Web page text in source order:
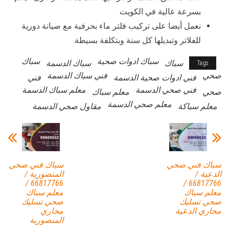
بسرعة عالية في الكويت
نعمل أيضا على تركيب فلتر ماء بحرفية مع صيانة دورية
للفلاتر وتبديلها كل سنة وبتكلفة بسيطة.
Tags سباك سباك ادوات صحية سباك الدسمة
سباك
صحي
فني ادوات صحية الدسمة فني سباك الدسمة
فني
صحي
فني صحي الدسمة معلم سباك
معلم سباك الدسمة
معلم سباكة
معلم صحي الدسمة مقاول صحي الدسمة
سباك فني صحي
المنصورية /
66817766 /
معلم سباك
صحي تسليك
مجاري
المنصورية
سباك فني صحي
الدعية /
66817766 /
معلم سباك
صحي تسليك
مجاري الدعية